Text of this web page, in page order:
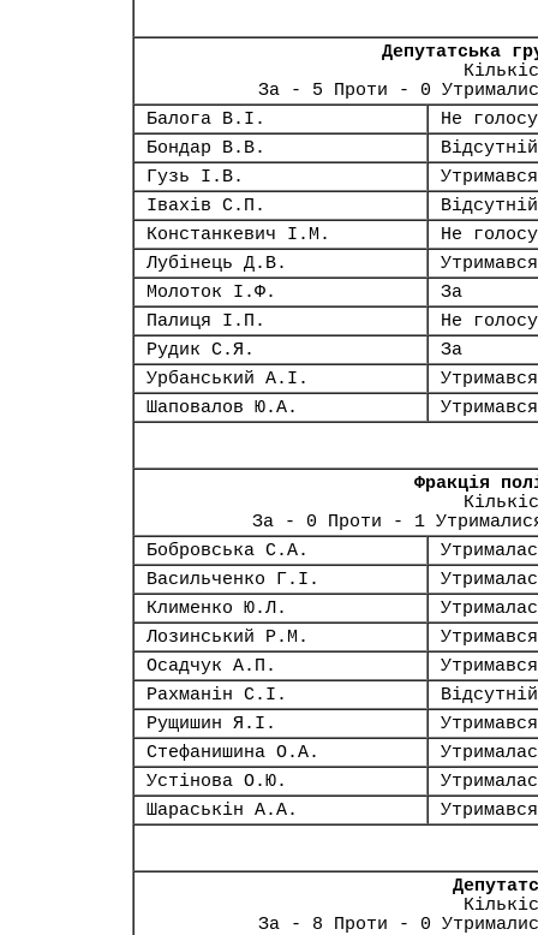
Депутатська
За - 5 Проти - 0
Балога В.І.
Не
Бондар В.В.
Відсутній
Гузь І.В.
Утримався
Івахів С.П.
Відсутній
Констанкевич І.М.
Не
Лубінець Д.В.
Утримався
Молоток І.Ф.
За
Палиця І.П.
Не
Рудик С.Я.
За
Урбанський А.І.
Утримався
Шаповалов Ю.А.
Утримався
Фракція
За - 0 Проти - 1
Бобровська С.А.
Васильченко Г.І.
Клименко Ю.Л.
Лозинський Р.М.
Утримався
Осадчук А.П.
Утримався
Рахманін С.І.
Відсутній
Рущишин Я.І.
Утримався
Стефанишина О.А.
Устінова О.Ю.
Шараськін А.А.
Утримався
За - 8 Проти - 0